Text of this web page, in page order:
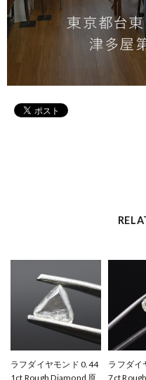
ラフダイヤモンド 0.44
1ct Rough Diamond 原
ラフダイ
7ct